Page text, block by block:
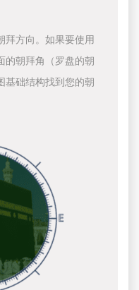
拜方向。如果要使用
的朝拜角（罗盘的朝
基础结构找到您的朝